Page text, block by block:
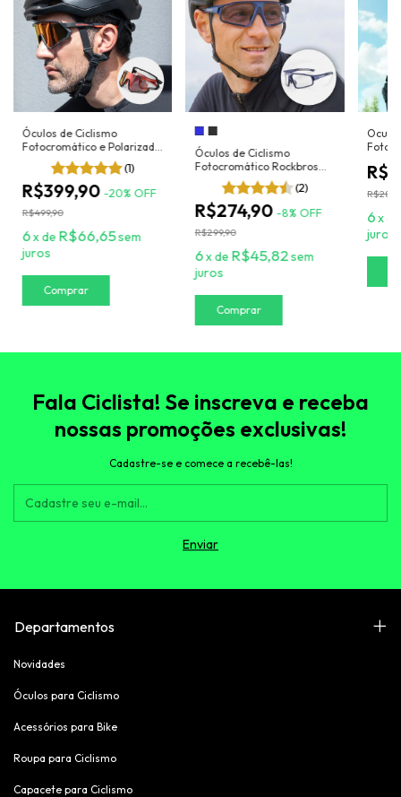
Óculos de Ciclismo
Fotocromático e Polarizado
Rockbros Modelo Hélios
(1)
R$399,90 -20% OFF
R$499,90
6xde R$66,65sem
juros
Comprar
Óculos de Ciclismo
Fotocromático Rockbros
Modelo Orion
(2)
R$274,90 -8% OFF
R$299,90
6xde R$45,82sem
juros
Comprar
6x
juros
Fala Ciclista! Se inscreva e receba
nossas promoções exclusivas!
Cadastre-se e comece a recebê-las!
Departamentos
Novidades
Óculos para Ciclismo
Acessórios para Bike
Roupa para Ciclismo
Capacete para Ciclismo